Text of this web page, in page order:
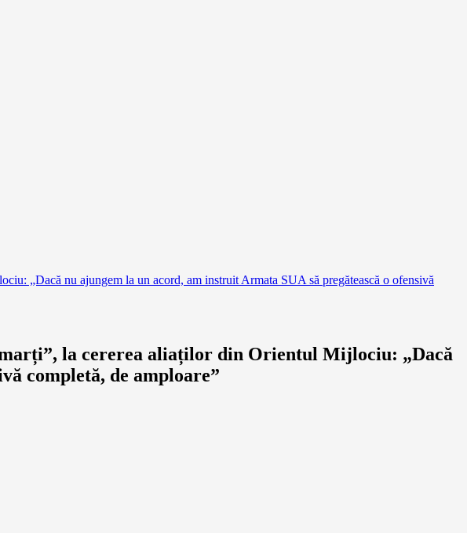
„Dacă nu ajungem la un acord, am instruit Armata SUA să pregătească o ofensivă
la cererea aliaților din Orientul Mijlociu: „Dacă
completă, de amploare”